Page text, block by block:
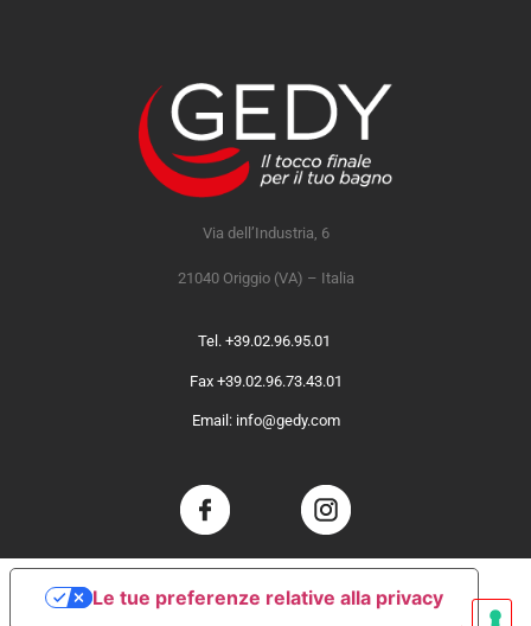
Via dell’Industria, 6
21040 Origgio (VA) – Italia
Tel. +39.02.96.95.01
Fax +39.02.96.73.43.01
Email: info@gedy.com
Le tue preferenze relative alla privacy